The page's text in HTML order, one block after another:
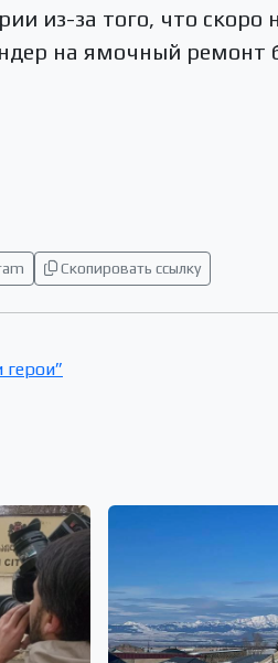
из-за того, что скоро
на ямочный ремонт
Скопировать ссылку